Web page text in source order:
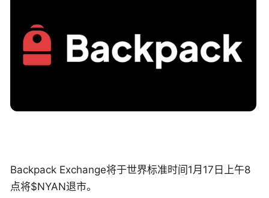
Backpack Exchange将于世界标准时间1月17日上午8
点将$NYAN退市。